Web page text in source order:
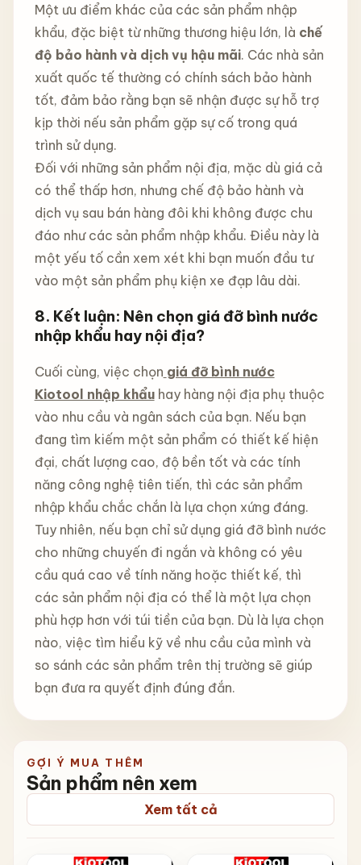
Một ưu điểm khác của các sản phẩm nhập
khẩu, đặc biệt từ những thương hiệu lớn, là chế
độ bảo hành và dịch vụ hậu mãi. Các nhà sản
xuất quốc tế thường có chính sách bảo hành
tốt, đảm bảo rằng bạn sẽ nhận được sự hỗ trợ
kịp thời nếu sản phẩm gặp sự cố trong quá
trình sử dụng.
Đối với những sản phẩm nội địa, mặc dù giá cả
có thể thấp hơn, nhưng chế độ bảo hành và
dịch vụ sau bán hàng đôi khi không được chu
đáo như các sản phẩm nhập khẩu. Điều này là
một yếu tố cần xem xét khi bạn muốn đầu tư
vào một sản phẩm phụ kiện xe đạp lâu dài.
8. Kết luận: Nên chọn giá đỡ bình nước
nhập khẩu hay nội địa?
Cuối cùng, việc chọn giá đỡ bình nước
Kiotool nhập khẩuhay hàng nội địa phụ thuộc
vào nhu cầu và ngân sách của bạn. Nếu bạn
đang tìm kiếm một sản phẩm có thiết kế hiện
đại, chất lượng cao, độ bền tốt và các tính
năng công nghệ tiên tiến, thì các sản phẩm
nhập khẩu chắc chắn là lựa chọn xứng đáng.
Tuy nhiên, nếu bạn chỉ sử dụng giá đỡ bình nước
cho những chuyến đi ngắn và không có yêu
cầu quá cao về tính năng hoặc thiết kế, thì
các sản phẩm nội địa có thể là một lựa chọn
phù hợp hơn với túi tiền của bạn. Dù là lựa chọn
nào, việc tìm hiểu kỹ về nhu cầu của mình và
so sánh các sản phẩm trên thị trường sẽ giúp
bạn đưa ra quyết định đúng đắn.
GỢI Ý MUA THÊM
Sản phẩm nên xem
Xem tất cả